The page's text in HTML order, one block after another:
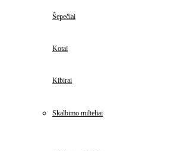
Šepečiai
Kotai
Kibirai
Skalbimo milteliai